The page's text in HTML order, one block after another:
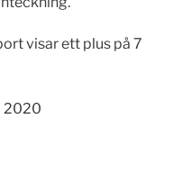
visar ett plus på 7
2020